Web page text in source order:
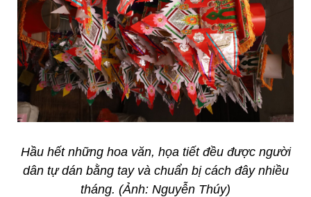
Hầu hết những hoa văn, họa tiết đều được người
dân tự dán bằng tay và chuẩn bị cách đây nhiều
tháng. (Ảnh: Nguyễn Thúy)